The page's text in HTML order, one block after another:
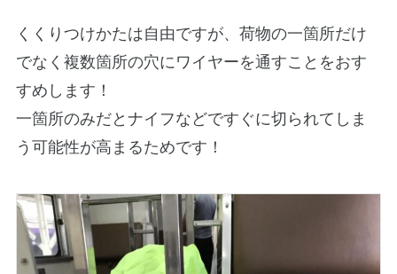
くくりつけかたは自由ですが、荷物の一箇所だけ
でなく複数箇所の穴にワイヤーを通すことをおす
すめします！
一箇所のみだとナイフなどですぐに切られてしま
う可能性が高まるためです！